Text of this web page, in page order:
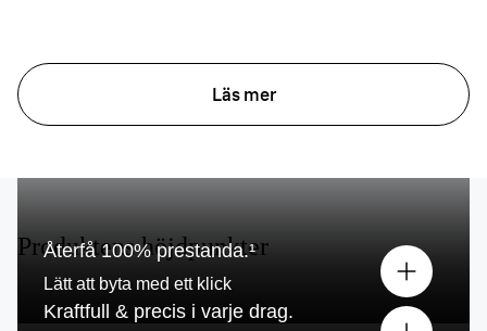
Läs mer
Produktens höjdpunkter
Återfå 100% prestanda.¹
Lätt att byta med ett klick
Kraftfull & precis i varje drag.